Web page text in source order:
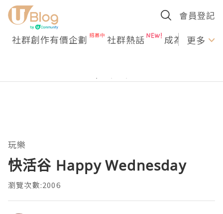
會員登記
社群創作有價企劃 社群熱話 成為U更多
玩樂
快活谷 Happy Wednesday
瀏覽次數:2006